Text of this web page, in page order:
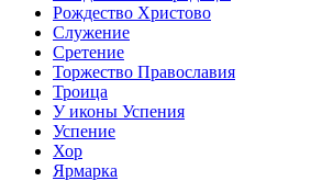
Рождество Христово
Служение
Сретение
Торжество Православия
Троица
У иконы Успения
Успение
Хор
Ярмарка